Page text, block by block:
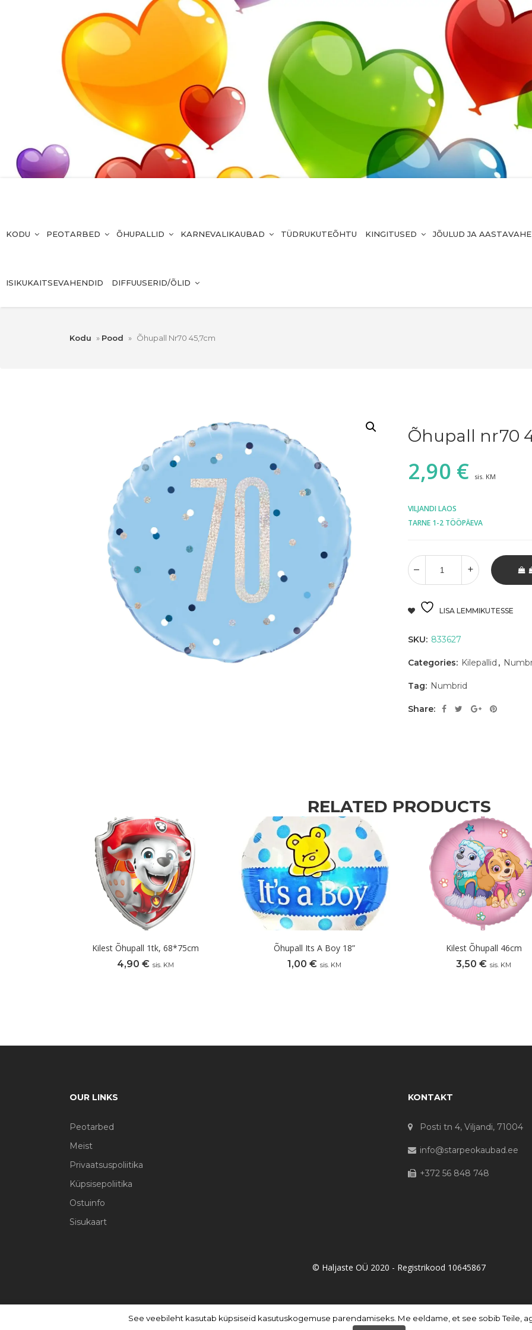
KODU PEOTARBED ÕHUPALLID KARNEVALIKAUBAD TÜDRUKUTEÕHTU KINGITUSED JÕULUD JA
ISIKUKAITSEVAHENDID DIFFUUSERID/ÕLID
Kodu » Pood » Õhupall Nr70 45,7cm
Õhupall nr70
2,90 € sis. KM
VILJANDI LAOS
TARNE 1-2 TÖÖPÄEVA
LISA LEMMIKUTESSE
SKU: 833627
Categories: Kilepallid ,
Tag: Numbrid
Share:
RELATED PRODUCTS
Kilest Õhupall 1tk, 68*75cm
4,90 € sis. KM
Õhupall Its A Boy 18”
1,00 € sis. KM
Kilest Õhupall 46cm
3,50 € sis. KM
OUR LINKS
Peotarbed
Meist
Privaatsuspoliitika
Küpsisepoliitika
Ostuinfo
Sisukaart
KONTAKT
Posti tn 4, Viljandi, 71004
info@starpeokaubad.ee
+372 56 848 748
© Haljaste OÜ 2020 - Registrikood 10645867
See veebileht kasutab küpsiseid kasutuskogemuse parendamiseks. Me eeldame, et see sobib Teile,